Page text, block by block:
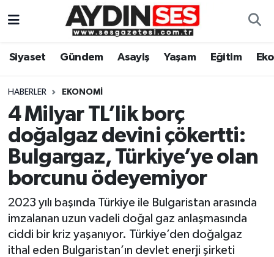
Siyaset Gündem Asayiş Yaşam Eğitim
HABERLER EKONOMI
4 Milyar TL’lik borç
doğalgaz devini çökertti:
Bulgargaz, Türkiye’ye olan
borcunu ödeyemiyor
2023 yılı başında Türkiye ile Bulgaristan arasında
imzalanan uzun vadeli doğal gaz anlaşmasında
ciddi bir kriz yaşanıyor. Türkiye’den doğalgaz
ithal eden Bulgaristan’ın devlet enerji şirketi
Gündem
Siyaset
Ekonomi
Yaşam
Eğitim
Kültür Sanat
Aydın Hava Durumu
Aydin Namaz Vakitleri
Aydın Trafik Yoğunluk Haritası
Süper Lig Puan Durumu ve Fikstür
Tüm Manşetler
Son Dakika Haberleri